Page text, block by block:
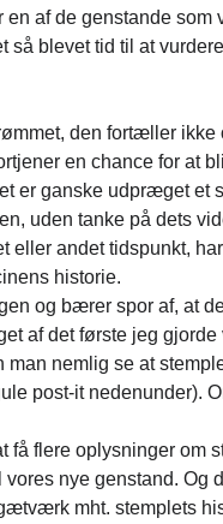
af de genstande
så blevet tid til at
den fortæller
en chance for at
er ganske udpræget et
uden tanke på dets
andet tidspunkt,
historie.
og bærer spor af, at
af det første jeg
nemlig se at
post-it nedenunder).
flere oplysninger om
nye genstand.
mht. stemplets